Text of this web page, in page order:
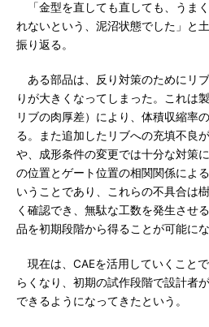
「金型を直しても直しても、うま
れないという、泥沼状態でした」と
振り返る。
ある部品は、反り対策のためにリ
りが大きくなってしまった。これは
リブの肉厚差）により、体積収縮率
る。また追加したリブへの充填不良
や、成形条件の変更では十分な対策
の位置とゲート位置の相関関係によ
いうことであり、これらの不具合は
く確認でき、無駄な工数を発生させ
品を初期段階から得ることが可能にな
現在は、CAEを活用していくこと
らくなり、初期の試作段階で設計者
できるようになってきたという。